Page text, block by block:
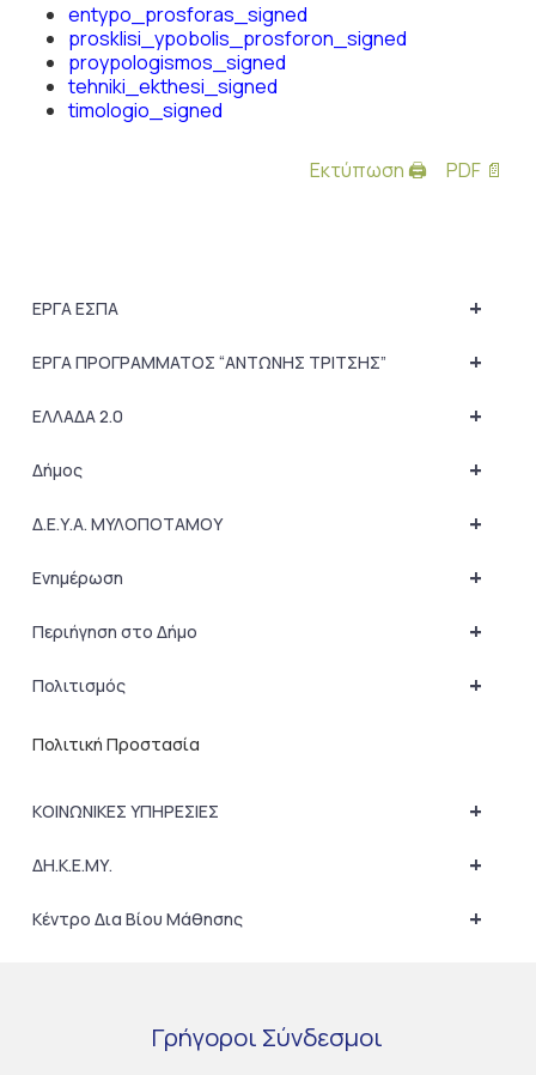
entypo_prosforas_signed
prosklisi_ypobolis_prosforon_signed
proypologismos_signed
tehniki_ekthesi_signed
timologio_signed
Εκτύπωση 🖨 PDF 📄
+
ΕΡΓΑ ΕΣΠΑ
+
ΕΡΓΑ ΠΡΟΓΡΑΜΜΑΤΟΣ “ΑΝΤΩΝΗΣ ΤΡΙΤΣΗΣ”
+
ΕΛΛΑΔΑ 2.0
+
Δήμος
+
Δ.Ε.Υ.Α. ΜΥΛΟΠΟΤΑΜΟΥ
+
Ενημέρωση
+
Περιήγηση στο Δήμο
+
Πολιτισμός
Πολιτική Προστασία
+
ΚΟΙΝΩΝΙΚΕΣ ΥΠΗΡΕΣΙΕΣ
+
ΔΗ.Κ.Ε.ΜΥ.
+
Κέντρο Δια Βίου Μάθησης
Γρήγοροι Σύνδεσμοι